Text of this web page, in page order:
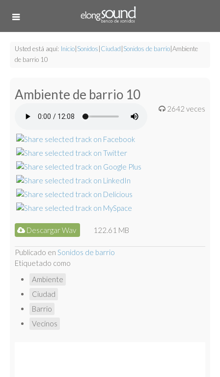
Usted está aquí: Inicio Sonidos Ciudad Sonidos de barrio Ambiente
de barrio 10
Ambiente de barrio 10
2642 veces
Descargar Wav 122.61 MB
Publicado en Sonidos de barrio
Etiquetado como
Ambiente
Ciudad
Barrio
Vecinos